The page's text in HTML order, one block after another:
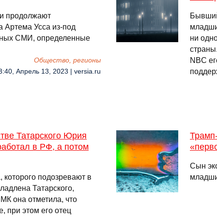
продолжают
Артема Усса из-под
СМИ, определенные
Общество, регионы
Апрель 13, 2023 | versia.ru
ни
NBC
Татарского Юрия
в РФ, а потом
подозревают в
Татарского,
она отметила, что
при этом его отец
Сын